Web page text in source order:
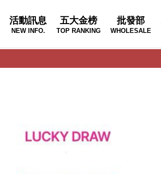
活動訊息
NEW INFO.
五大金榜
TOP RANKING
批發部
WHOLESALE